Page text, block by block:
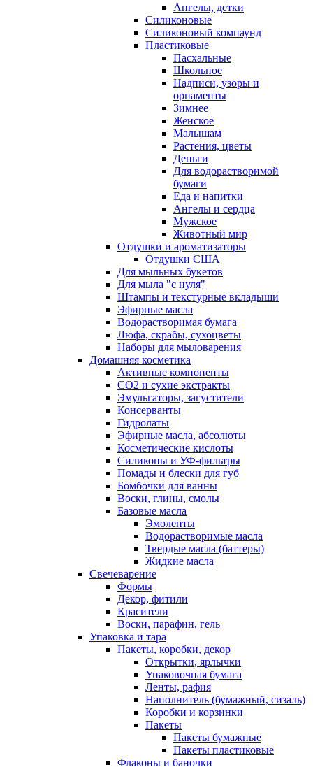
Ангелы, детки
Силиконовые
Силиконовый компаунд
Пластиковые
Пасхальные
Школьное
Надписи, узоры и
орнаменты
Зимнее
Женское
Малышам
Растения, цветы
Деньги
Для водорастворимой
бумаги
Еда и напитки
Ангелы и сердца
Мужское
Животный мир
Отдушки и ароматизаторы
Отдушки США
Для мыльных букетов
Для мыла "с нуля"
Штампы и текстурные вкладыши
Эфирные масла
Водорастворимая бумага
Люфа, скрабы, сухоцветы
Наборы для мыловарения
Домашняя косметика
Активные компоненты
СО2 и сухие экстракты
Эмульгаторы, загустители
Консерванты
Гидролаты
Эфирные масла, абсолюты
Косметические кислоты
Силиконы и УФ-фильтры
Помады и блески для губ
Бомбочки для ванны
Воски, глины, смолы
Базовые масла
Эмоленты
Водорастворимые масла
Твердые масла (баттеры)
Жидкие масла
Свечеварение
Формы
Декор, фитили
Красители
Воски, парафин, гель
Упаковка и тара
Пакеты, коробки, декор
Открытки, ярлычки
Упаковочная бумага
Ленты, рафия
Наполнитель (бумажный, сизаль)
Коробки и корзинки
Пакеты
Пакеты бумажные
Пакеты пластиковые
Флаконы и баночки